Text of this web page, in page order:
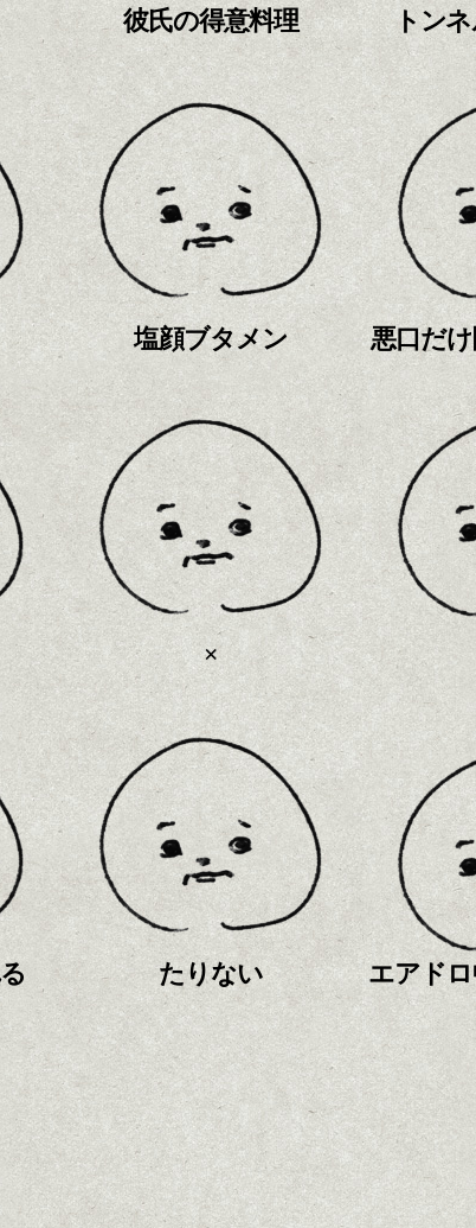
彼氏の得意料理 トン
塩顔ブタメン 悪口だ
×
たりない エアド